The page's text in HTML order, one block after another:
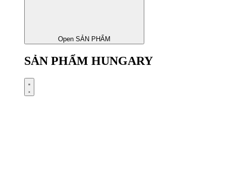
Open SẢN PHẨM
SẢN PHẨM HUNGARY